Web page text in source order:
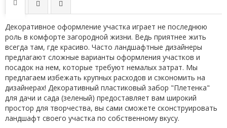
Декоративное оформление участка играет не последнюю
роль в комфорте загородной жизни. Ведь приятнее жить
всегда там, где красиво. Часто ландшафтные дизайнеры
предлагают сложные варианты оформления участков и
посадок на нем, которые требуют немалых затрат. Мы
предлагаем избежать крупных расходов и сэкономить на
дизайнерах! Декоративный пластиковый забор "Плетенка"
для дачи и сада (зеленый) предоставляет вам широкий
простор для творчества, вы сами сможете сконструировать
ландшафт своего участка по собственному вкусу.